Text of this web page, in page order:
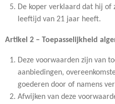
De koper verklaard dat hij of
leeftijd van 21 jaar heeft.
Artikel 2 – Toepasselijkheid
Deze voorwaarden zijn van
aanbiedingen,
goederen door of namens
Afwijken van deze